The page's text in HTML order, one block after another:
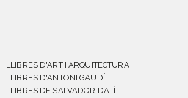
LLIBRES D'ART I ARQUITECTURA
LLIBRES D'ANTONI GAUDÍ
LLIBRES DE SALVADOR DALÍ